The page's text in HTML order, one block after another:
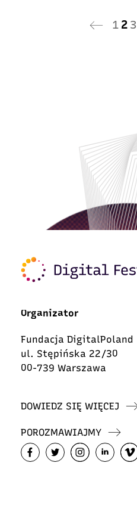
1 2 3
Organizator
Fundacja DigitalPoland
ul. Stępińska 22/30
00-739 Warszawa
DOWIEDZ SIĘ WIĘCEJ
POROZMAWIAJMY